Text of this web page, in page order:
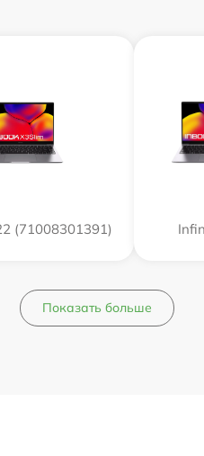
(71008301391)
Показать больше